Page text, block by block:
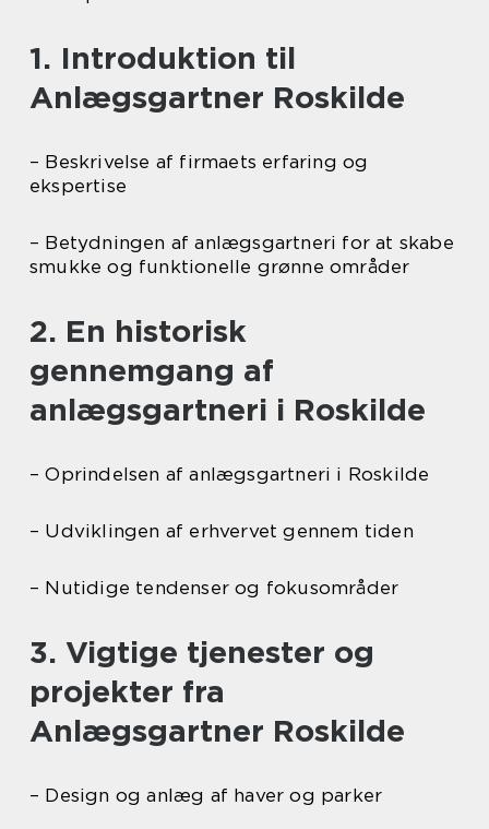
1. Introduktion til
Anlægsgartner Roskilde
– Beskrivelse af firmaets erfaring og
ekspertise
– Betydningen af anlægsgartneri for at skabe
smukke og funktionelle grønne områder
2. En historisk
gennemgang af
anlægsgartneri i Roskilde
– Oprindelsen af anlægsgartneri i Roskilde
– Udviklingen af erhvervet gennem tiden
– Nutidige tendenser og fokusområder
3. Vigtige tjenester og
projekter fra
Anlægsgartner Roskilde
– Design og anlæg af haver og parker